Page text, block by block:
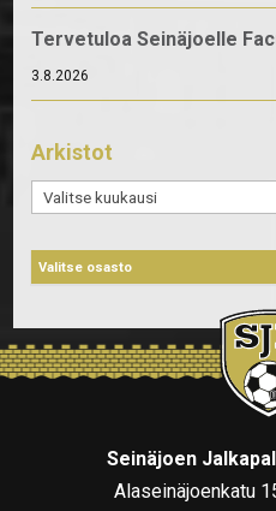
Tervetuloa Seinäjoelle
3.8.2026
Arkistot
Arkistot
Seinäjoen
Alaseinäjoenkatu